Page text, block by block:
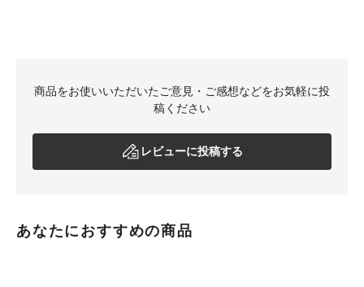
商品をお使いいただいたご意見・ご感想などをお気軽に投
稿ください
レビューに投稿する
あなたにおすすめの商品